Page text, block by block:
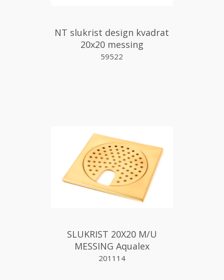
NT slukrist design kvadrat
20x20 messing
59522
SLUKRIST 20X20 M/U
MESSING Aqualex
201114